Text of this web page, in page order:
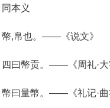
同本义
幣,帛也。——《说文》
四曰幣贡。——《周礼·大
幣曰量幣。——《礼记·曲